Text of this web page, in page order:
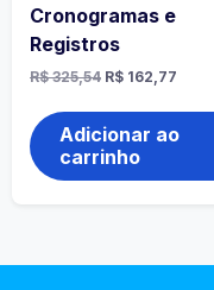
Cronogramas e
Registros
R$325,54 R$ 162,77
Adicionar ao
carrinho